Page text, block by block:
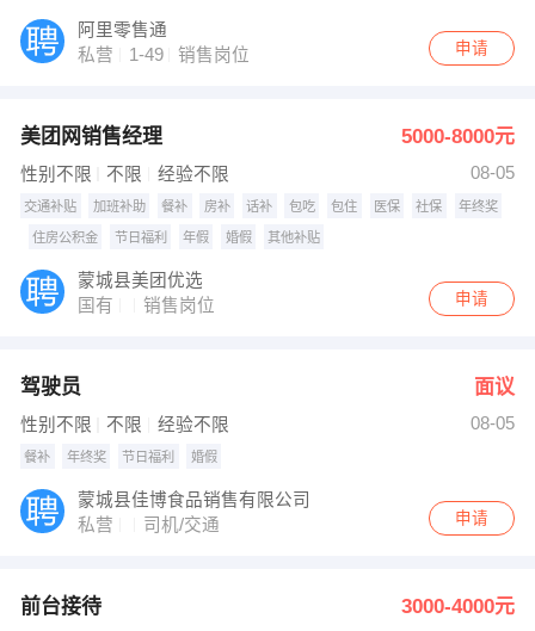
阿里零售通
私营
1-49 销售岗位 申请
美团网销售经理 5000-8000元
性别不限 不限 经验不限 08-05
交通补贴 加班补助 餐补 房补 话补 包吃 包住 医保 社保 年终奖
住房公积金 节日福利 年假 婚假 其他补贴
蒙城县美团优选
国有
销售岗位 申请
驾驶员 面议
性别不限 不限 经验不限 08-05
餐补 年终奖 节日福利 婚假
蒙城县佳博食品销售有限公司
私营
司机/交通 申请
前台接待 3000-4000元